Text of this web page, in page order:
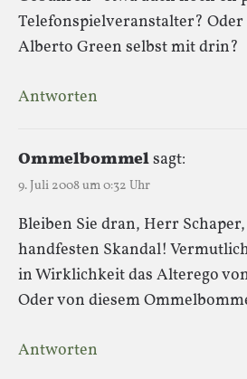
Telefonspielveranstalter? Oder
Alberto Green selbst mit drin?
Antworten
Ommelbommelsagt:
9. Juli 2008 um 0:32 Uhr
Bleiben Sie dran, Herr
handfesten Skandal!
in Wirklichkeit das Alterego
Oder von diesem
Antworten